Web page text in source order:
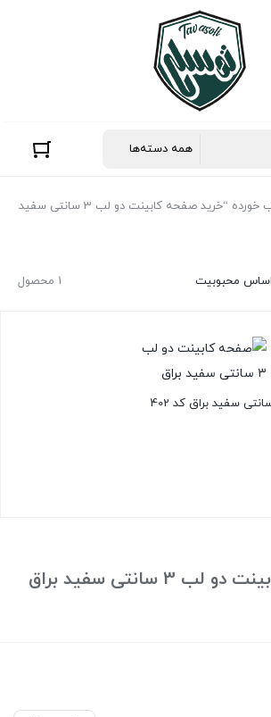
/ محصولات برچسب خورده “خرید صفحه کابینت دو لب 3 سانتی سفید
1 محصول محبوبیت
سانتی سفید براق